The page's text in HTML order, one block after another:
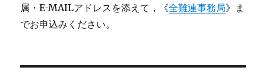
属・E-MAILアドレスを添えて，《全難連事務局》ま
でお申込みください。